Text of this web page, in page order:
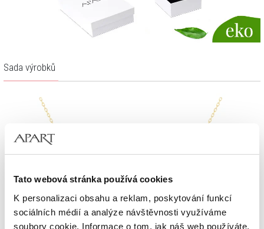
Tato webová stránka používá cookies
K personalizaci obsahu a reklam, poskytování funkcí
sociálních médií a analýze návštěvnosti využíváme
soubory cookie. Informace o tom, jak náš web používáte,
Sada výrobků